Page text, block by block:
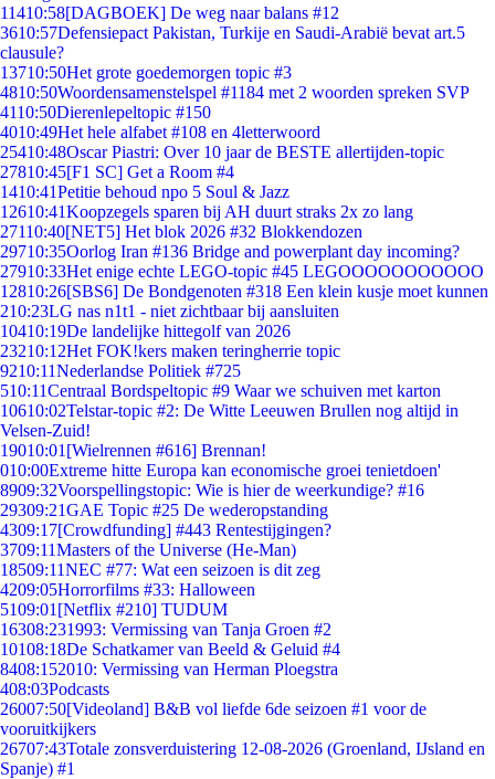
11410:58[DAGBOEK] De weg naar balans #12
3610:57Defensiepact Pakistan, Turkije en Saudi-Arabië bevat art.5
clausule?
13710:50Het grote goedemorgen topic #3
4810:50Woordensamenstelspel #1184 met 2 woorden spreken SVP
4110:50Dierenlepeltopic #150
4010:49Het hele alfabet #108 en 4letterwoord
25410:48Oscar Piastri: Over 10 jaar de BESTE allertijden-topic
27810:45[F1 SC] Get a Room #4
1410:41Petitie behoud npo 5 Soul & Jazz
12610:41Koopzegels sparen bij AH duurt straks 2x zo lang
27110:40[NET5] Het blok 2026 #32 Blokkendozen
29710:35Oorlog Iran #136 Bridge and powerplant day incoming?
27910:33Het enige echte LEGO-topic #45 LEGOOOOOOOOOOO
12810:26[SBS6] De Bondgenoten #318 Een klein kusje moet kunnen
210:23LG nas n1t1 - niet zichtbaar bij aansluiten
10410:19De landelijke hittegolf van 2026
23210:12Het FOK!kers maken teringherrie topic
9210:11Nederlandse Politiek #725
510:11Centraal Bordspeltopic #9 Waar we schuiven met karton
10610:02Telstar-topic #2: De Witte Leeuwen Brullen nog altijd in
Velsen-Zuid!
19010:01 [Wielrennen #616] Brennan!
010:00Extreme hitte Europa kan economische groei tenietdoen'
8909:32Voorspellingstopic: Wie is hier de weerkundige? #16
29309:21GAE Topic #25 De wederopstanding
4309:17[Crowdfunding] #443 Rentestijgingen?
3709:11Masters of the Universe (He-Man)
18509:11NEC #77: Wat een seizoen is dit zeg
4209:05Horrorfilms #33: Halloween
5109:01 [Netflix #210] TUDUM
16308:231993: Vermissing van Tanja Groen #2
10108:18De Schatkamer van Beeld & Geluid #4
8408:152010: Vermissing van Herman Ploegstra
408:03Podcasts
26007:50[Videoland] B&B vol liefde 6de seizoen #1 voor de
vooruitkijkers
26707:43Totale zonsverduistering 12-08-2026 (Groenland, IJsland en
Spanje) #1